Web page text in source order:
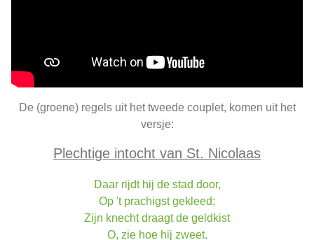
De (groene) regels uit het tweede couplet, komen uit het
versje:
Plechtige intocht van St. Nicolaas
Daar rijdt hij de stad door,
Op 't prachigst gekleed;
Zijn knecht draagt de geldkist
O, zie hoe hij zweet.